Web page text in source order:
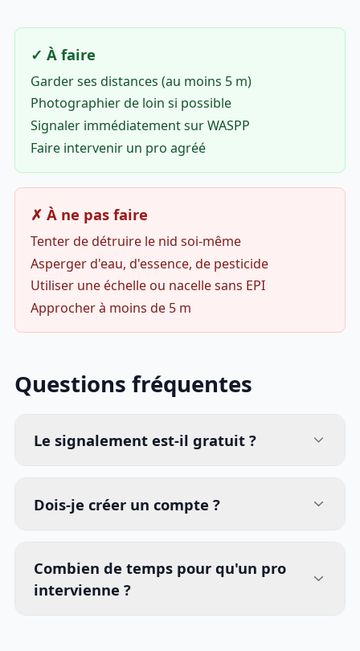
✓ À faire
Garder ses distances (au moins 5 m)
Photographier de loin si possible
Signaler immédiatement sur WASPP
Faire intervenir un pro agréé
✗ À ne pas faire
Tenter de détruire le nid soi-même
Asperger d'eau, d'essence, de pesticide
Utiliser une échelle ou nacelle sans EPI
Approcher à moins de 5 m
Questions fréquentes
Le signalement est-il gratuit ?
Dois-je créer un compte ?
Combien de temps pour qu'un pro
intervienne ?